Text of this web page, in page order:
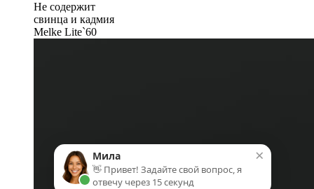
Не содержит
свинца и кадмия
Melke Lite`60
×
Мила
👋 Привет! Задайте свой вопрос, я
отвечу через 15 секунд